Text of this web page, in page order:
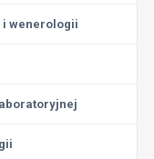
wenerologii